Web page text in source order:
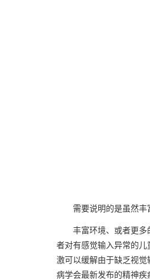
需要说明的是虽然丰富
丰富环境、或者更多的
者对有感觉输入异常的
激可以缓解由于缺乏视
病学会最新发布的精神